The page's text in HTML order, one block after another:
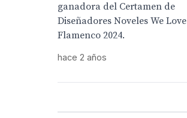
ganadora del Certamen de
Diseñadores Noveles We Love
Flamenco 2024.
hace 2 años